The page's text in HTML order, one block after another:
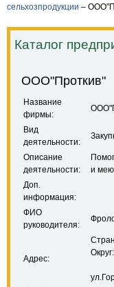
сельхозпродукции –
Каталог
ООО"Проткив"
Название
фирмы:
Вид
деятельности:
Описание
деятельности:
и
Доп.
информация:
ФИО
руководителя:
Адрес:
Округ: